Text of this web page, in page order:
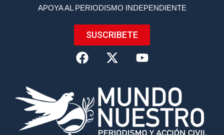
APOYA AL PERIODISMO INDEPENDIENTE
SUSCRIBETE